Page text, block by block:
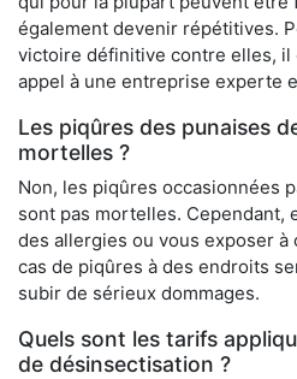
également devenir répétitives.
victoire définitive contre elles, il
appel à une entreprise experte
Les piqûres des punaises
mortelles ?
Non, les piqûres occasionnées
sont pas mortelles. Cependant,
des allergies ou vous exposer
cas de piqûres à des endroits
subir de sérieux dommages.
Quels sont les tarifs
de désinsectisation ?